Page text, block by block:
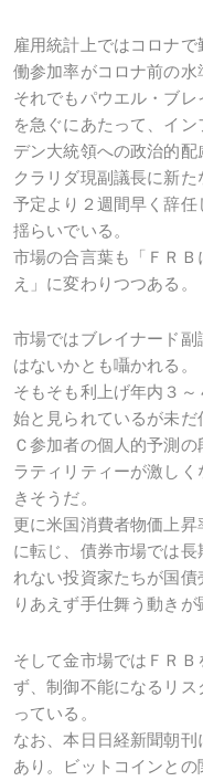
雇用統計上ではコロナ
働参加率がコロナ前の水
それでもパウエル・ブ
を急ぐにあたって、イ
デン大統領への政治的配
クラリダ現副議長に新た
予定より２週間早く辞
揺らいでいる。
市場の合言葉も「ＦＲ
え」に変わりつつある。
市場ではブレイナード
はないかとも囁かれる。
そもそも利上げ年内３
始と見られているが未
Ｃ参加者の個人的予測
ラティリティーが激し
きそうだ。
更に米国消費者物価上
に転じ、債券市場では
れない投資家たちが国
りあえず手仕舞う動きが
そして金市場ではＦＲ
ず、制御不能になるリ
っている。
なお、本日日経新聞朝
あり。ビットコインと